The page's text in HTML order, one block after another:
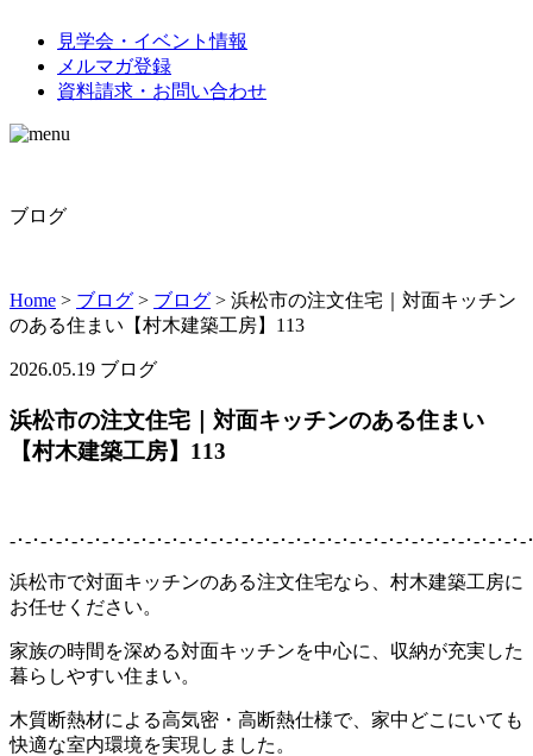
見学会・イベント情報
メルマガ登録
資料請求・お問い合わせ
ブログ
Home > ブログ > ブログ > 浜松市の注文住宅｜対面キッチン
のある住まい【村木建築工房】113
2026.05.19 ブログ
浜松市の注文住宅｜対面キッチンのある住まい
【村木建築工房】113
-･-･-･-･-･-･-･-･-･-･-･-･-･-･-･-･-･-･-･-･-･-･-･-･-･-･-･-･-･-･-･-･-･-
浜松市で対面キッチンのある注文住宅なら、村木建築工房に
お任せください。
家族の時間を深める対面キッチンを中心に、収納が充実した
暮らしやすい住まい。
木質断熱材による高気密・高断熱仕様で、家中どこにいても
快適な室内環境を実現しました。